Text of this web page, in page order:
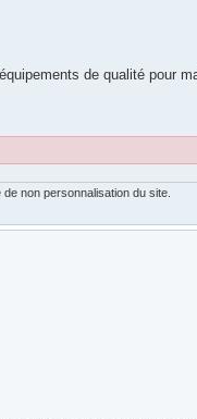
de qualité pour
non personnalisation du site.